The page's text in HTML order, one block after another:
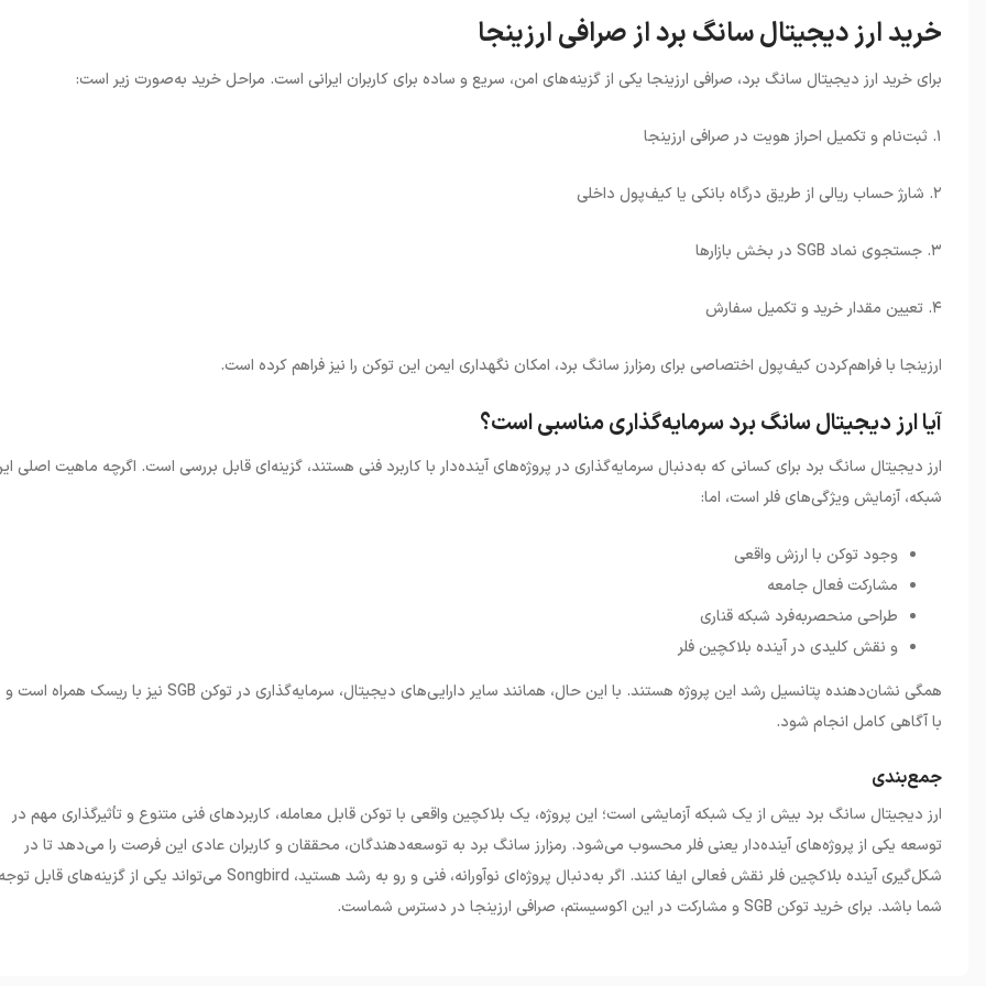
خرید ارز دیجیتال سانگ برد از صرافی ارزینجا
برای خرید ارز دیجیتال سانگ برد، صرافی ارزینجا یکی از گزینه‌های امن، سریع و ساده برای کاربران ایرانی است. مراحل خرید به‌صورت زیر است:
۱. ثبت‌نام و تکمیل احراز هویت در صرافی ارزینجا
۲. شارژ حساب ریالی از طریق درگاه بانکی یا کیف‌پول داخلی
۳. جستجوی نماد در بخش بازارها
۴. تعیین مقدار خرید و تکمیل سفارش
ارزینجا با فراهم‌کردن کیف‌پول اختصاصی برای رمزارز سانگ برد، امکان نگهداری ایمن این توکن را نیز فراهم کرده است.
آیا ارز دیجیتال سانگ برد سرمایه‌گذاری مناسبی است؟
ارز دیجیتال سانگ برد برای کسانی که به‌دنبال سرمایه‌گذاری در پروژه‌های آینده‌دار با کاربرد فنی هستند، گزینه‌ای قابل بررسی است. اگرچه ماهیت اصلی
شبکه، آزمایش ویژگی‌های فلر است، اما:
وجود توکن با ارزش واقعی
مشارکت فعال جامعه
طراحی منحصربه‌فرد شبکه قناری
و نقش کلیدی در آینده بلاکچین فلر
همگی نشان‌دهنده پتانسیل رشد این پروژه هستند. با این حال، همانند سایر دارایی‌های دیجیتال، سرمایه‌گذاری در توکن
نیز با ریسک همراه است و
با آگاهی کامل انجام شود.
جمع‌بندی
ارز دیجیتال سانگ برد بیش از یک شبکه آزمایشی است؛ این پروژه، یک بلاکچین واقعی با توکن قابل معامله، کاربردهای فنی متنوع و تأثیرگذاری مهم در
توسعه یکی از پروژه‌های آینده‌دار یعنی فلر محسوب می‌شود. رمزارز سانگ برد به توسعه‌دهندگان، محققان و کاربران عادی این فرصت را می‌دهد تا در
شکل‌گیری آینده بلاکچین فلر نقش فعالی ایفا کنند. اگر به‌دنبال پروژه‌ای نوآورانه، فنی و رو به رشد هستید، Songbird می‌تواند یکی از گزینه‌های قابل
شما باشد. برای خرید توکن
و مشارکت در این اکوسیستم، صرافی ارزینجا در دسترس شماست.